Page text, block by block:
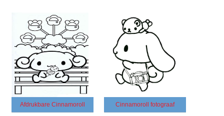
Afdrukbare Cinnamoroll Cinnamoroll fotograaf